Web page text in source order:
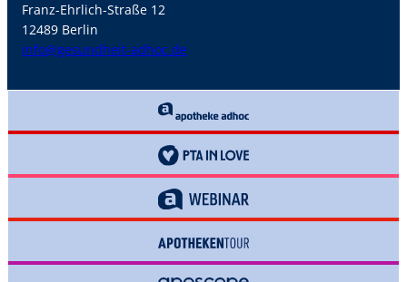
Franz-Ehrlich-Straße 12
12489 Berlin
info@gesundheit-adhoc.de